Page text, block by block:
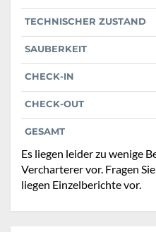
TECHNISCHER ZUSTAND
SAUBERKEIT
CHECK-IN
CHECK-OUT
GESAMT
Es liegen leider zu wenige
Vercharterer vor. Fragen
liegen Einzelberichte vor.